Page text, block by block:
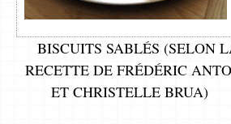
BISCUITS SABLÉS (SELON
RECETTE DE FRÉDÉRIC
ET CHRISTELLE BRUA)